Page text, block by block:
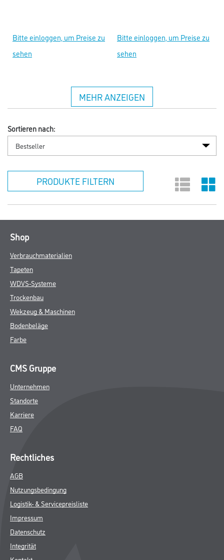
Bitte einloggen, um Preise zu
sehen
Bitte einloggen, um Preise zu
sehen
MEHR ANZEIGEN
Sortieren nach:
PRODUKTE FILTERN
Shop
Verbrauchmaterialien
Tapeten
WDVS-Systeme
Trockenbau
Wekzeug & Maschinen
Bodenbeläge
Farbe
CMS Gruppe
Unternehmen
Standorte
Karriere
FAQ
Rechtliches
AGB
Nutzungsbedingung
Logistik- & Servicepreisliste
Impressum
Datenschutz
Integrität